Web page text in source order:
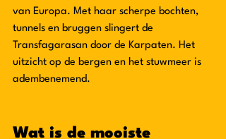
van Europa. Met haar scherpe bochten,
tunnels en bruggen slingert de
Transfagarasan door de Karpaten. Het
uitzicht op de bergen en het stuwmeer is
adembenemend.
Wat is de mooiste